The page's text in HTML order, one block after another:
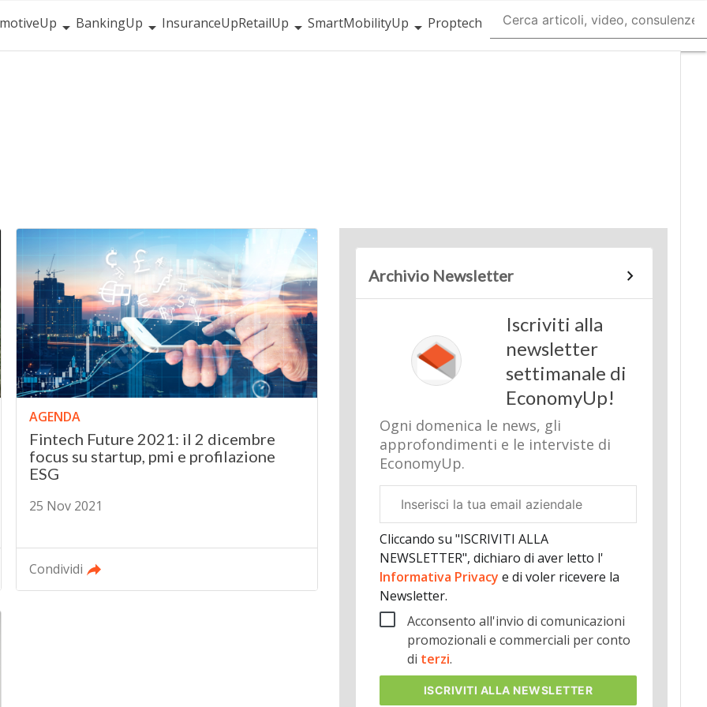
BankingUp InsuranceUpRetailUp SmartMobilityUp
Proptech
AGENDA
Fintech Future 2021: il 2 dicembre
focus su startup, pmi e profilazione
ESG
25 Nov 2021
Condividi
Archivio Newsletter
Iscriviti alla
newsletter
settimanale di
EconomyUp!
Ogni domenica le news, gli
approfondimenti e le interviste di
EconomyUp.
aziendale
Cliccando su "ISCRIVITI ALLA
NEWSLETTER", dichiaro di aver letto l'
Informativa Privacy e di voler ricevere la
Newsletter.
Acconsento all'invio di comunicazioni
promozionali e commerciali per conto
di terzi.
ISCRIVITI ALLA NEWSLETTER